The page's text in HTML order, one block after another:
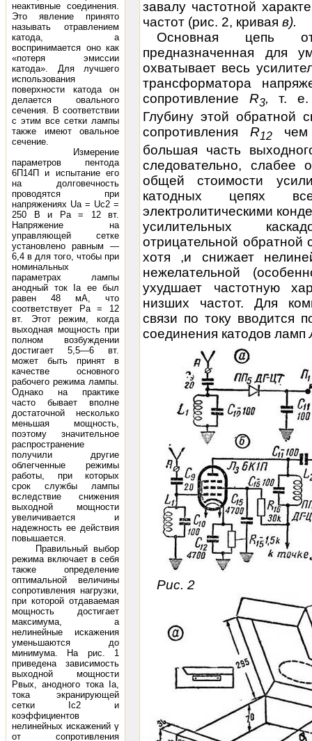
неактивные соединения.
Это явление принято
называть отравлением
катода, а
воспринимается оно как
«потеря эмиссии
катода». Для лучшего
использования
поверхности катода он
делается овального
сечения. В соответствии
с этим все сетки лампы
также имеют овальное
сечение.
Измерение
параметров пентода
6П14П и испытание его
на долговечность
проводятся при
напряжениях Ua = Uc2 =
250 В и Ра = 12 вт.
Напряжение на
управляющей сетке
установлено равным —
6,4 в для того, чтобы при
номинальных
параметрах лампы
анодный ток Iа ее был
равен 48 мА, что
соответствует Ра = 12
вт. Этот режим, когда
выходная мощность при
полном возбуждении
достигает 5,5—6 вт.
может быть принят в
качестве основного
рабочего режима лампы.
Однако на практике
часто бывает вполне
достаточной несколько
меньшая мощность,
поэтому значительное
распространение
получили другие
облегченные режимы
работы, при которых
срок службы лампы
вследствие снижения
выходной мощности
увеличивается и
надежность ее действия
повышается.
Правильный выбор
режима включает в себя
также определение
оптимальной величины
сопротивления нагрузки,
при которой отдаваемая
мощность достигает
максимума, а
нелинейные искажения
уменьшаются до
минимума. На рис. 1
приведена зависимость
выходной мощности
Рвых, анодного тока Iа,
тока экранирующей
сетки Iс2 и
коэффициентов
нелинейных искажений γ
от сопротивления
завалу частотной
частот (рис. 2, кривая в).
Основная цепь
предназначенная для
охватывает весь
трансформатора
сопротивление R3,т.
Глубину этой обратной
сопротивления R12
большая часть
следовательно, слабее
общей стоимости
катодных цепях
электролитическими
усилительных
отрицательной обратной
хотя ,и снижает
нежелательной
ухудшает частотную
низших частот. Для
связи по току вводится
соединения катодов ламп
Рис. 2